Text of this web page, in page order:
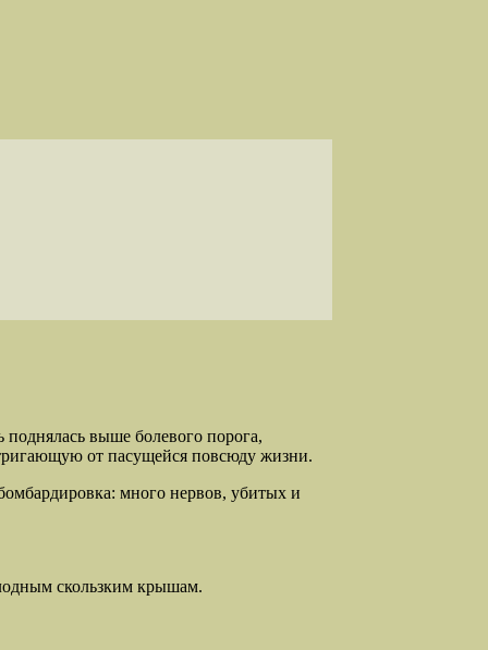
выше болевого порога,
от пасущейся повсюду жизни.
много нервов, убитых и
скользким крышам.